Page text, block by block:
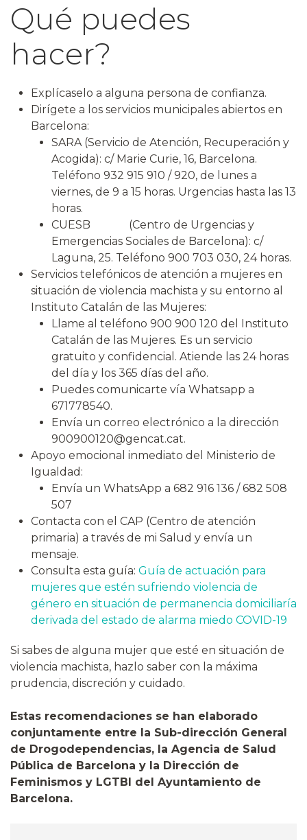
Qué puedes
hacer?
Explícaselo a alguna persona de confianza.
Dirígete a los servicios municipales abiertos en
Barcelona:
SARA (Servicio de Atención, Recuperación y
Acogida): c/ Marie Curie, 16, Barcelona.
Teléfono 932 915 910 / 920, de lunes a
viernes, de 9 a 15 horas. Urgencias hasta las 13
horas.
CUESB (Centro de Urgencias y
Emergencias Sociales de Barcelona): c/
Laguna, 25. Teléfono 900 703 030, 24 horas.
Servicios telefónicos de atención a mujeres en
situación de violencia machista y su entorno al
Instituto Catalán de las Mujeres:
Llame al teléfono 900 900 120 del Instituto
Catalán de las Mujeres. Es un servicio
gratuito y confidencial. Atiende las 24 horas
del día y los 365 días del año.
Puedes comunicarte vía Whatsapp a
671778540.
Envía un correo electrónico a la dirección
900900120@gencat.cat.
Apoyo emocional inmediato del Ministerio de
Igualdad:
Envía un WhatsApp a 682 916 136 / 682 508
507
Contacta con el CAP (Centro de atención
primaria) a través de mi Salud y envía un
mensaje.
Consulta esta guía: Guía de actuación para
mujeres que estén sufriendo violencia de
género en situación de permanencia domiciliaría
derivada del estado de alarma miedo COVID-19
Si sabes de alguna mujer que esté en situación de
violencia machista, hazlo saber con la máxima
prudencia, discreción y cuidado.
Estas recomendaciones se han elaborado
conjuntamente entre la Sub-dirección General
de Drogodependencias, la Agencia de Salud
Pública de Barcelona y la Dirección de
Feminismos y LGTBI del Ayuntamiento de
Barcelona.